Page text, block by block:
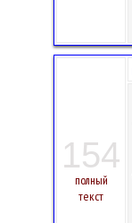
154
полный
текст